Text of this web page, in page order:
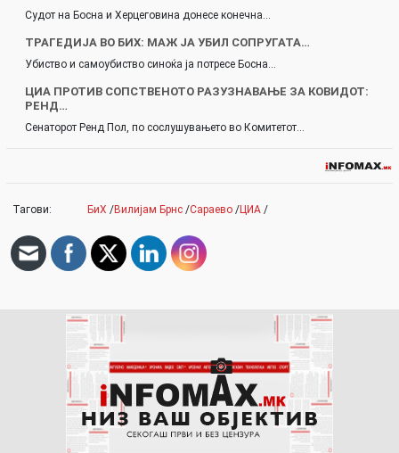
Судот на Босна и Херцеговина донесе конечна…
ТРАГЕДИЈА ВО БИХ: МАЖ ЈА УБИЛ СОПРУГАТА…
Убиство и самоубиство синоќа ја потресе Босна…
ЦИА ПРОТИВ СОПСТВЕНОТО РАЗУЗНАВАЊЕ ЗА КОВИДОТ:
РЕНД…
Сенаторот Ренд Пол, по сослушувањето во Комитетот…
Тагови: БиХ /Вилијам Брнс /Сараево /ЦИА /